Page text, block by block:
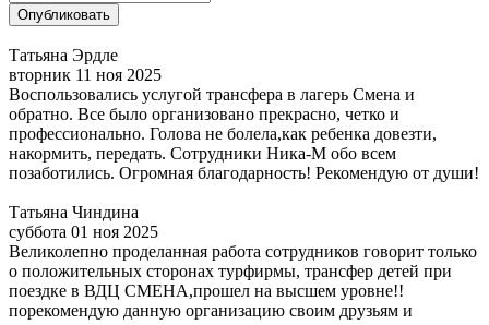
Татьяна Эрдле
вторник 11 ноя 2025
Воспользовались услугой трансфера в лагерь Смена и
обратно. Все было организовано прекрасно, четко и
профессионально. Голова не болела,как ребенка довезти,
накормить, передать. Сотрудники Ника-М обо всем
позаботились. Огромная благодарность! Рекомендую от души!
Татьяна Чиндина
суббота 01 ноя 2025
Великолепно проделанная работа сотрудников говорит только
о положительных сторонах турфирмы, трансфер детей при
поездке в ВДЦ СМЕНА,прошел на высшем уровне!!
порекомендую данную организацию своим друзьям и